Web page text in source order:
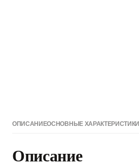
ОПИСАНИЕОСНОВНЫЕ ХАРАКТЕРИСТИКИ
Описание